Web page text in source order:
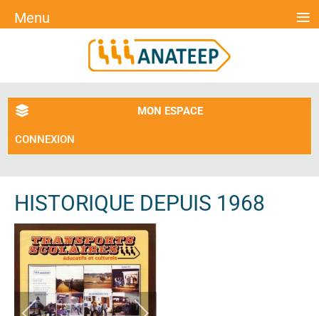
MON ESPACE
CONNEXION
HISTORIQUE DEPUIS 1968
Menu ≡